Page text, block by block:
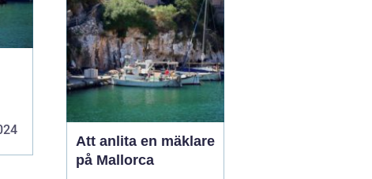
Att anlita en mäklare
på Mallorca